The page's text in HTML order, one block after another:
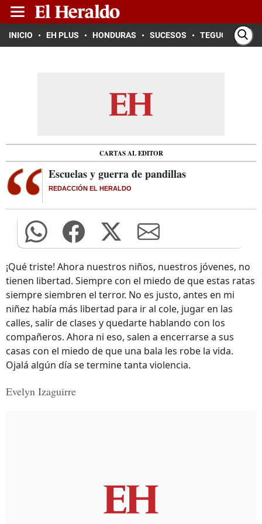
INICIO EH PLUS HONDURAS SUCESOS TEGUCIGALPA
CARTAS AL EDITOR
Escuelas y guerra de pandillas
REDACCIÓN EL HERALDO
¡Qué triste! Ahora nuestros niños, nuestros jóvenes, no
tienen libertad. Siempre con el miedo de que estas ratas
siempre siembren el terror. No es justo, antes en mi
niñez había más libertad para ir al cole, jugar en las
calles, salir de clases y quedarte hablando con los
compañeros. Ahora ni eso, salen a encerrarse a sus
casas con el miedo de que una bala les robe la vida.
Ojalá algún día se termine tanta violencia.
Evelyn Izaguirre